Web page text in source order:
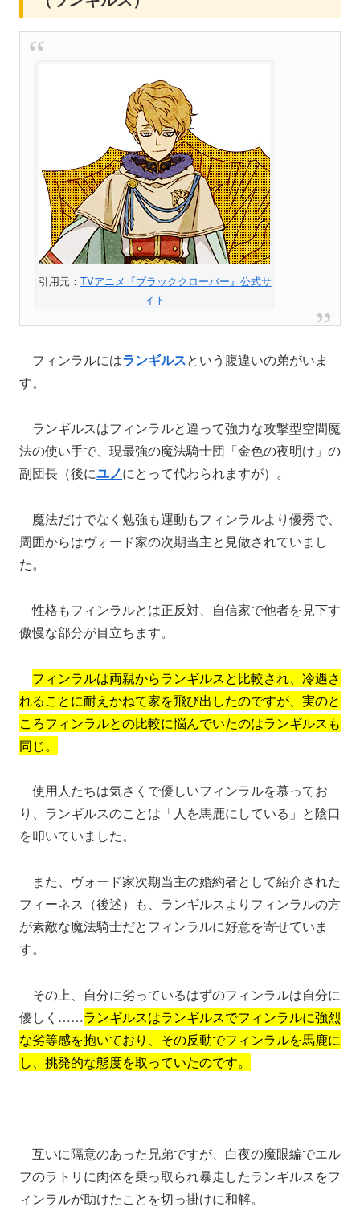
引用元： TVアニメ『ブラッククローバー』公式サ
イト
フィンラルにはランギルスという腹違いの弟がいま
す。
ランギルスはフィンラルと違って強力な攻撃型空間魔
法の使い手で、現最強の魔法騎士団「金色の夜明け」の
副団長（後にユノにとって代わられますが）。
魔法だけでなく勉強も運動もフィンラルより優秀で、
周囲からはヴォード家の次期当主と見做されていまし
た。
性格もフィンラルとは正反対、自信家で他者を見下す
傲慢な部分が目立ちます。
フィンラルは両親からランギルスと比較され、冷遇さ
れることに耐えかねて家を飛び出したのですが、実のと
ころフィンラルとの比較に悩んでいたのはランギルスも
同じ。
使用人たちは気さくで優しいフィンラルを慕ってお
り、ランギルスのことは「人を馬鹿にしている」と陰口
を叩いていました。
また、ヴォード家次期当主の婚約者として紹介された
フィーネス（後述）も、ランギルスよりフィンラルの方
が素敵な魔法騎士だとフィンラルに好意を寄せていま
す。
その上、自分に劣っているはずのフィンラルは自分に
優しく……ランギルスはランギルスでフィンラルに強烈
な劣等感を抱いており、その反動でフィンラルを馬鹿に
し、挑発的な態度を取っていたのです。
互いに隔意のあった兄弟ですが、白夜の魔眼編でエル
フのラトリに肉体を乗っ取られ暴走したランギルスをフ
ィンラルが助けたことを切っ掛けに和解。